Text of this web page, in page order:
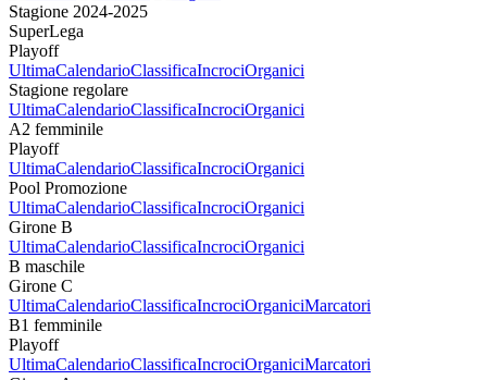
Stagione 2024-2025
SuperLega
Playoff
UltimaCalendarioClassificaIncrociOrganici
Stagione regolare
UltimaCalendarioClassificaIncrociOrganici
A2 femminile
Playoff
UltimaCalendarioClassificaIncrociOrganici
Pool Promozione
UltimaCalendarioClassificaIncrociOrganici
Girone B
UltimaCalendarioClassificaIncrociOrganici
B maschile
Girone C
UltimaCalendarioClassificaIncrociOrganiciMarcatori
B1 femminile
Playoff
UltimaCalendarioClassificaIncrociOrganiciMarcatori